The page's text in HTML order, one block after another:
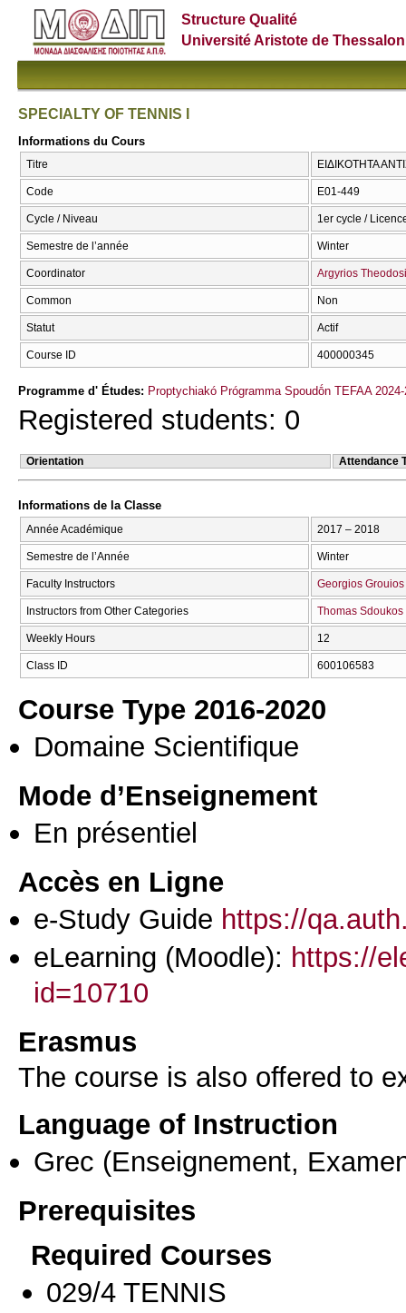
Structure Qualité
Université Aristote de
SPECIALTY OF TENNIS I
Informations du Cours
Titre ΕΙΔΙΚΟΤΗΤΑ
Code E01-449
Cycle / Niveau 1er cycle /
Semestre de l’année Winter
Coordinator Argyrios
Common Non
Statut Actif
Course ID 400000345
Programme d' Études: Proptychiakó Prógramma Spoudṓn TEFAA
Registered students: 0
Orientation Attendance
Informations de la Classe
Année Académique 2017 – 2018
Semestre de l’Année Winter
Faculty Instructors Georgios Grouios
Instructors from Other Categories Thomas Sdoukos
Weekly Hours 12
Class ID 600106583
Course Type 2016-2020
Domaine Scientifique
Mode d’Enseignement
En présentiel
Accès en Ligne
e-Study Guide https://
eLearning (Moodle): https://
id=10710
Erasmus
The course is also offered to
Language of Instruction
Grec (Enseignement,
Prerequisites
Required Courses
029/4 TENNIS